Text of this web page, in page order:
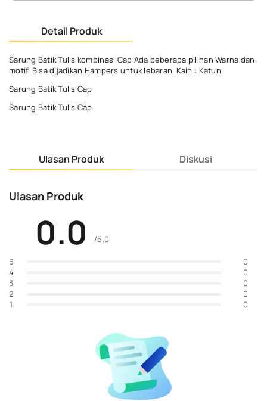
Detail Produk
Sarung Batik Tulis kombinasi Cap Ada beberapa pilihan Warna dan
motif. Bisa dijadikan Hampers untuk lebaran. Kain : Katun
Sarung Batik Tulis Cap
Sarung Batik Tulis Cap
Ulasan Produk Diskusi
Ulasan Produk
0.0 /5.0
5
0
4
0
3
0
2
0
1
0